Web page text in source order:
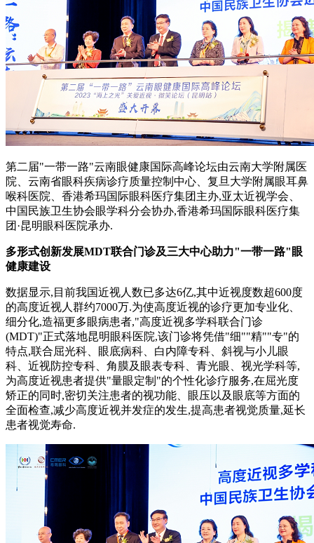
第二届"一带一路"云南眼健康国际高峰论坛由云南大学附属医
院、云南省眼科疾病诊疗质量控制中心、复旦大学附属眼耳鼻
喉科医院、香港希玛国际眼科医疗集团主办,亚太近视学会、
中国民族卫生协会眼学科分会协办,香港希玛国际眼科医疗集
团·昆明眼科医院承办.
多形式创新发展MDT联合门诊及三大中心助力"一带一路"眼
健康建设
数据显示,目前我国近视人数已多达6亿,其中近视度数超600度
的高度近视人群约7000万.为使高度近视的诊疗更加专业化、
细分化,造福更多眼病患者,"高度近视多学科联合门诊
(MDT)"正式落地昆明眼科医院,该门诊将凭借"细""精""专"的
特点,联合屈光科、眼底病科、白内障专科、斜视与小儿眼
科、近视防控专科、角膜及眼表专科、青光眼、视光学科等,
为高度近视患者提供"量眼定制"的个性化诊疗服务,在屈光度
矫正的同时,密切关注患者的视功能、眼压以及眼底等方面的
全面检查,减少高度近视并发症的发生,提高患者视觉质量,延长
患者视觉寿命.